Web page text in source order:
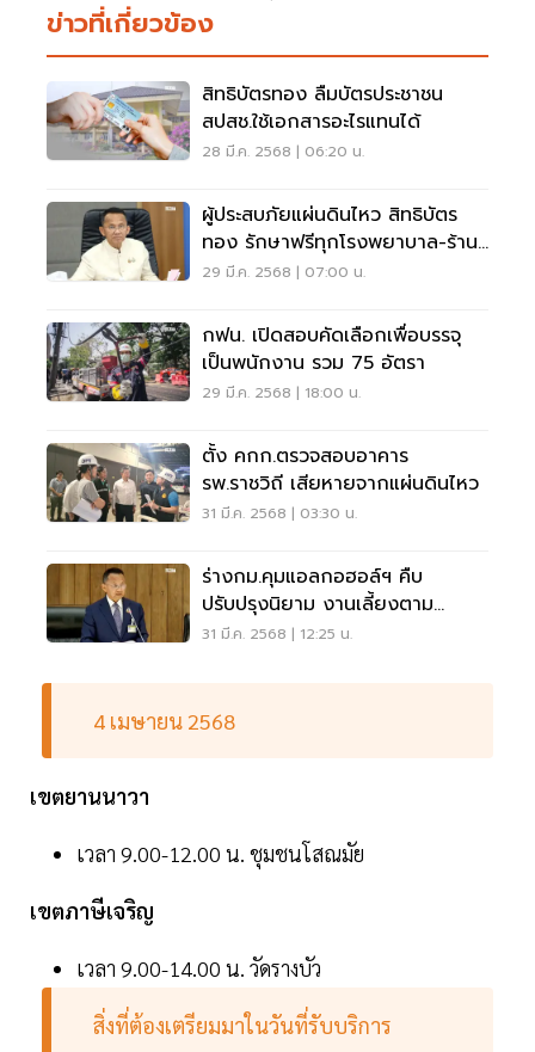
ข่าวที่เกี่ยวข้อง
สิทธิบัตรทอง ลืมบัตรประชาชน
สปสช.ใช้เอกสารอะไรแทนได้
28 มี.ค. 2568 | 06:20 น.
ผู้ประสบภัยแผ่นดินไหว สิทธิบัตร
ทอง รักษาฟรีทุกโรงพยาบาล-ร้าน
ยา
29 มี.ค. 2568 | 07:00 น.
กฟน. เปิดสอบคัดเลือกเพื่อบรรจุ
เป็นพนักงาน รวม 75 อัตรา
29 มี.ค. 2568 | 18:00 น.
ตั้ง คกก.ตรวจสอบอาคาร
รพ.ราชวิถี เสียหายจากแผ่นดินไหว
31 มี.ค. 2568 | 03:30 น.
ร่างกม.คุมแอลกอฮอล์ฯ คืบ
ปรับปรุงนิยาม งานเลี้ยงตาม
ประเพณี
31 มี.ค. 2568 | 12:25 น.
4 เมษายน 2568
เขตยานนาวา
เวลา 9.00-12.00 น. ชุมชนโสณมัย
เขตภาษีเจริญ
เวลา 9.00-14.00 น. วัดรางบัว
สิ่งที่ต้องเตรียมมาในวันที่รับบริการ